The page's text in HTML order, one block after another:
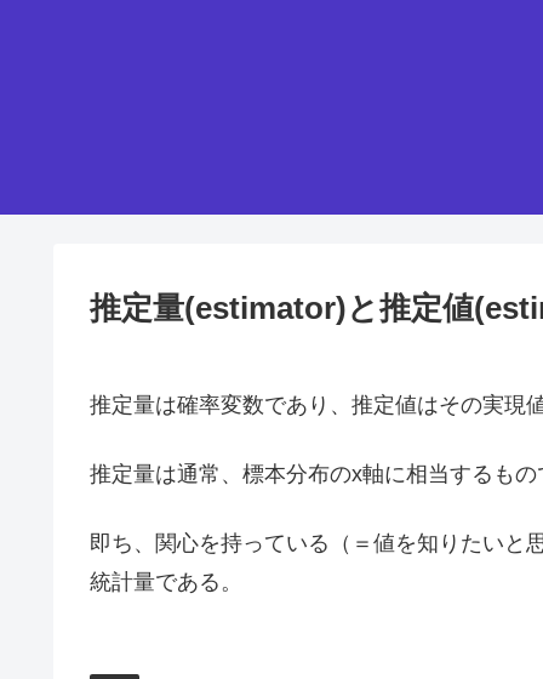
推定量(estimator)と推定値
推定量は確率変数であり、推定値はその実現
推定量は通常、標本分布のx軸に相当するもの
即ち、関心を持っている（＝値を知りたいと
統計量である。